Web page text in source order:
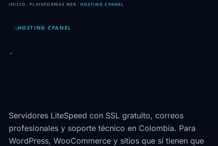
INICIO / PLATAFORMAS WEB / HOSTING CPANEL
HOSTING CPANEL
Hosting cPanel que no te
Servidores LiteSpeed con SSL gratuito, correos
profesionales y soporte técnico en Colombia. Para
WordPress, WooCommerce y sitios que sí tienen que